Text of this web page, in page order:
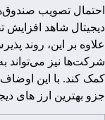
دیجیتال شاهد
علاوه بر این، روند
شرکت‌ها نیز می‌تواند
کمک کند. با این
جزو بهترین ارز های دیجیتال